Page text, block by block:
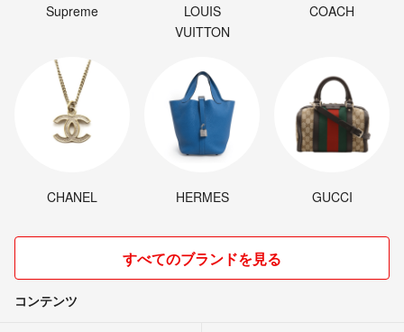
Supreme
LOUIS
VUITTON
COACH
CHANEL HERMES GUCCI
すべてのブランドを見る
コンテンツ